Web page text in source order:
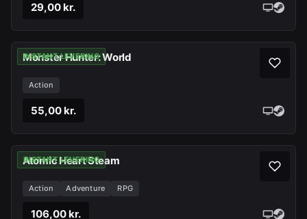
29,00 kr.
INSTANT LEVERING
Monster Hunter: World
Action
55,00 kr.
INSTANT LEVERING
Atomic Heart Steam
Action Adventure RPG
106,00 kr.